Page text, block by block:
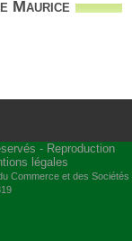
Maurice
- Reproduction
légales
Commerce et des Sociétés